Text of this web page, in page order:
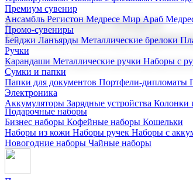
Премиум сувенир
Ансамбль Регистон Медресе Мир Араб
Промо-сувениры
Бейджи Ланъярды Металлические брелоки
Ручки
Карандаши Металлические ручки Наборы с
Сумки и папки
Папки для документов Портфели-дипломаты
Электроника
Аккумуляторы Зарядные устройства Колонки
Корпоративные подарки
Поставка со склада и
Мы предлагаем широкий выбор
Подарочные наборы
Бизнес наборы Кофейные наборы Кошельки
Наборы из кожи Наборы ручек Наборы с
Новогодние наборы Чайные наборы